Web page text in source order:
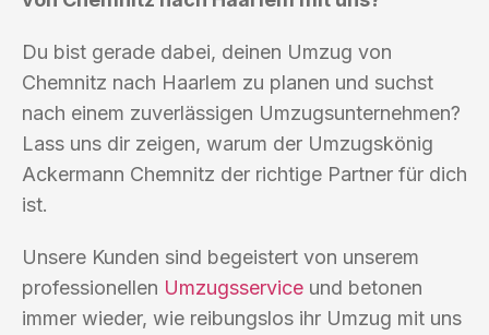
Du bist gerade dabei, deinen Umzug von
Chemnitz nach Haarlem zu planen und suchst
nach einem zuverlässigen Umzugsunternehmen?
Lass uns dir zeigen, warum der Umzugskönig
Ackermann Chemnitz der richtige Partner für dich
ist.
Unsere Kunden sind begeistert von unserem
professionellen Umzugsservice und betonen
immer wieder, wie reibungslos ihr Umzug mit uns